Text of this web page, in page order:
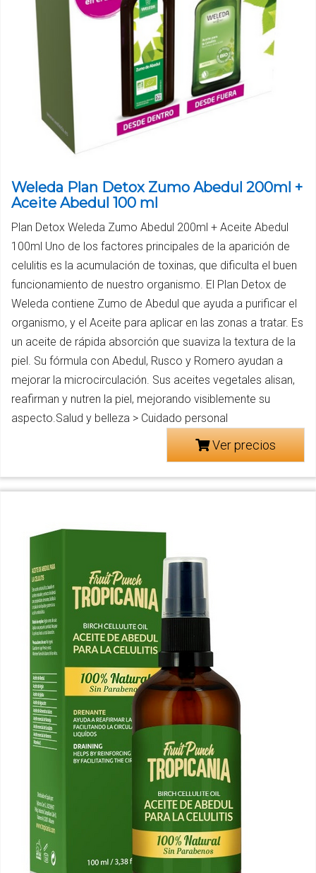
Weleda Plan Detox Zumo Abedul 200ml +
Aceite Abedul 100 ml
Plan Detox Weleda Zumo Abedul 200ml + Aceite Abedul
100ml Uno de los factores principales de la aparición de
celulitis es la acumulación de toxinas, que dificulta el buen
funcionamiento de nuestro organismo. El Plan Detox de
Weleda contiene Zumo de Abedul que ayuda a purificar el
organismo, y el Aceite para aplicar en las zonas a tratar. Es
un aceite de rápida absorción que suaviza la textura de la
piel. Su fórmula con Abedul, Rusco y Romero ayudan a
mejorar la microcirculación. Sus aceites vegetales alisan,
reafirman y nutren la piel, mejorando visiblemente su
aspecto.Salud y belleza > Cuidado personal
Ver precios